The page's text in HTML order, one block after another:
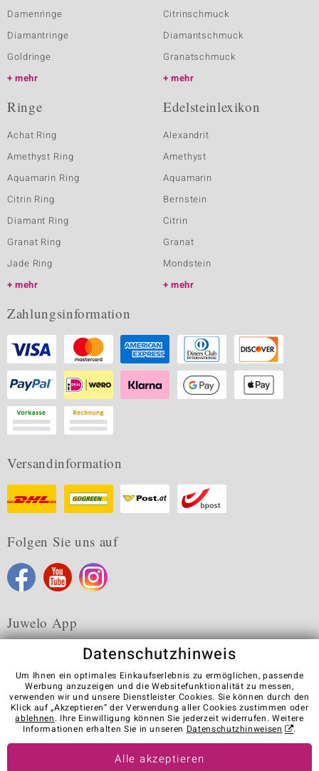
Damenringe
Diamantringe
Goldringe
mehr
Citrinschmuck
Diamantschmuck
Granatschmuck
mehr
Ringe
Achat Ring
Amethyst Ring
Aquamarin Ring
Citrin Ring
Diamant Ring
Granat Ring
Jade Ring
mehr
Edelsteinlexikon
Alexandrit
Amethyst
Aquamarin
Bernstein
Citrin
Granat
Mondstein
mehr
Zahlungsinformation
Versandinformation
Folgen Sie uns auf
Juwelo App
Karriere AGB Datenschutz Cookies
Impressum
Kontakt
Vertrag widerrufen
Visit our stores in other countries:
Datenschutzhinweis
Um Ihnen ein optimales Einkaufserlebnis zu ermöglichen, passende
Werbung anzuzeigen und die Websitefunktionalität zu messen,
verwenden wir und unsere Dienstleister Cookies. Sie können durch den
Klick auf „Akzeptieren“ der Verwendung aller Cookies zustimmen oder
ablehnen. Ihre Einwilligung können Sie jederzeit widerrufen. Weitere
Informationen erhalten Sie in unseren Datenschutzhinweisen .
Alle akzeptieren